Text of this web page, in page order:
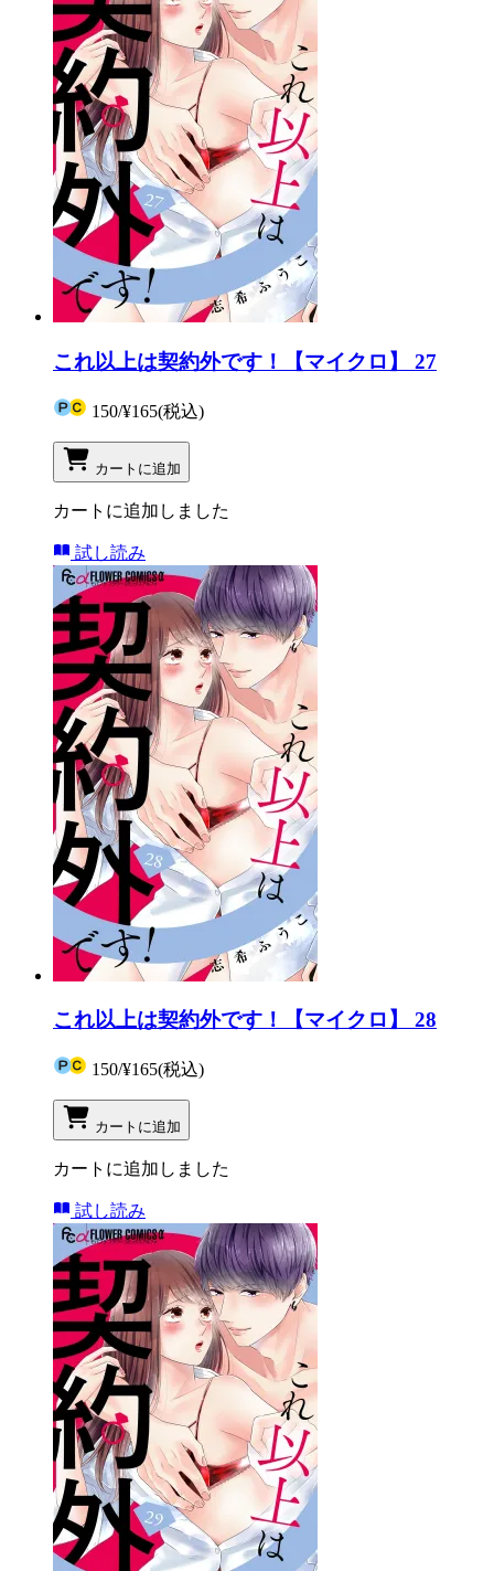
これ以上は契約外です！【マイクロ】 27
150/¥165(税込)
カートに追加
カートに追加しました
試し読み
これ以上は契約外です！【マイクロ】 28
150/¥165(税込)
カートに追加
カートに追加しました
試し読み